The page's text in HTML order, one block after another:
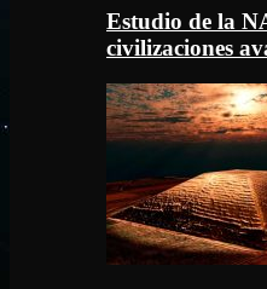
Estudio de la
civilizaciones